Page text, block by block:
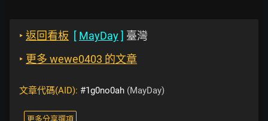
‣ 返回看板 [ MayDay] 臺灣
‣ 更多 wewe0403 的文章
文章代碼(AID): #1g0no0ah (MayDay)
更多分享選項